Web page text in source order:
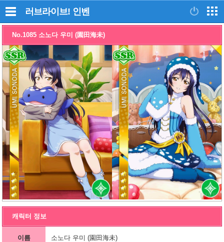
러브라이브! 인벤
No.1085 소노다 우미 (園田海未)
캐릭터 정보
이름 소노다 우미 (園田海未)